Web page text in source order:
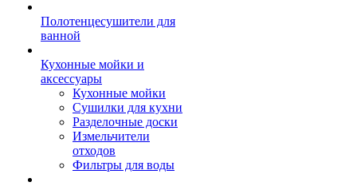
Полотенцесушители для
ванной
Кухонные мойки и
аксессуары
Кухонные мойки
Сушилки для кухни
Разделочные доски
Измельчители
отходов
Фильтры для воды